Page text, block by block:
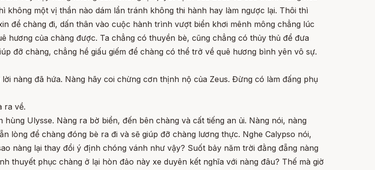
không một vị thần nào dám lẩn tránh không thi hành hay làm ngược lại. Thôi thì
để chàng đi, dấn thân vào cuộc hành trình vượt biển khơi mênh mông chẳng lúc
hương của chàng được. Ta chẳng có thuyền bè, cũng chẳng có thủy thủ để đưa
đỡ chàng, chẳng hề giấu giếm để chàng có thể trở về quê hương bình yên vô sự.
nàng đã hứa. Nàng hãy coi chừng cơn thịnh nộ của Zeus. Đừng có làm đấng phụ
ra về.
Ulysse. Nàng ra bờ biển, đến bên chàng và cất tiếng an ủi. Nàng nói, nàng
lòng để chàng đóng bè ra đi và sẽ giúp đỡ chàng lương thực. Nghe Calypso nói,
nàng lại thay đổi ý định chóng vánh như vậy? Suốt bảy năm trời đằng đẵng nàng
thuyết phục chàng ở lại hòn đảo này xe duyên kết nghĩa với nàng đâu? Thế mà giờ